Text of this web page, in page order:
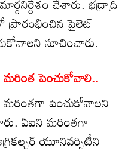
ప్రారంభించిన పైలెట్
సూచించారు.
పెంచుకోవాలి..
పెంచుకోవాలని
ఏఐని మరింతగా
యూనివర్సిటీని